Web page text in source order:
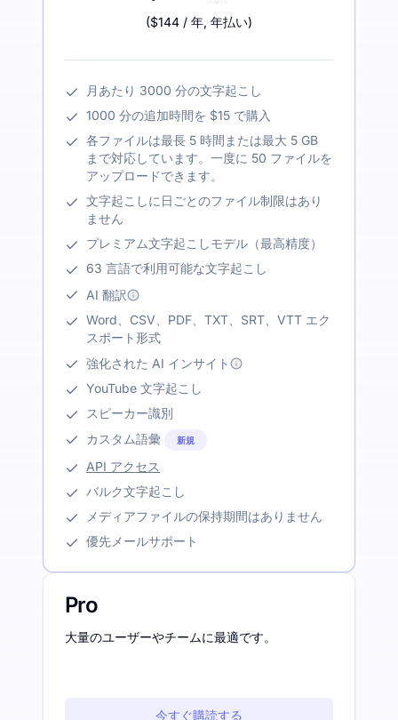
($144 / 年, 年払い)
月あたり 3000 分の文字起こし
1000 分の追加時間を $15 で購入
各ファイルは最長 5 時間または最大 5 GB
まで対応しています。一度に 50 ファイルを
アップロードできます。
文字起こしに日ごとのファイル制限はあり
ません
プレミアム文字起こしモデル（最高精度）
63 言語で利用可能な文字起こし
AI 翻訳
Word、CSV、PDF、TXT、SRT、VTT エク
スポート形式
強化された AI インサイト
YouTube 文字起こし
スピーカー識別
カスタム語彙
新規
API アクセス
バルク文字起こし
メディアファイルの保持期間はありません
優先メールサポート
Pro
大量のユーザーやチームに最適です。
今すぐ購読する